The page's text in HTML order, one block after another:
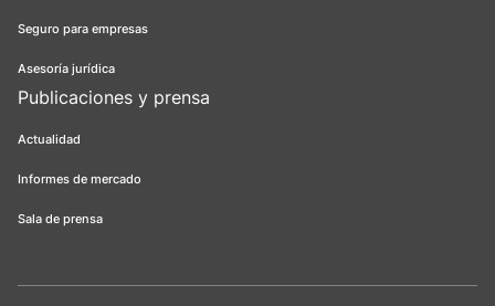
Seguro para empresas
Asesoría jurídica
Publicaciones y prensa
Actualidad
Informes de mercado
Sala de prensa